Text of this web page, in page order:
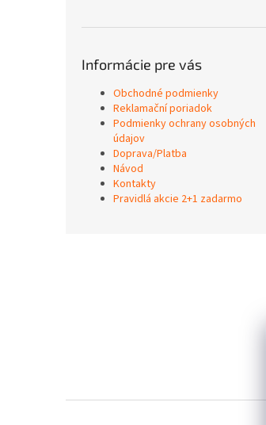
Informácie pre vás
Obchodné podmienky
Reklamační poriadok
Podmienky ochrany osobných
údajov
Doprava/Platba
Návod
Kontakty
Pravidlá akcie 2+1 zadarmo